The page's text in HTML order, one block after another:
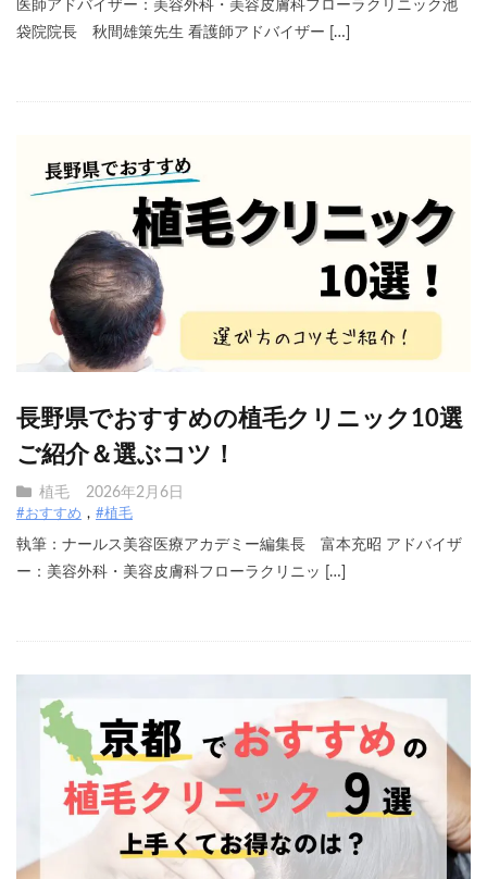
医師アドバイザー：美容外科・美容皮膚科フローラクリニック池
袋院院長 秋間雄策先生 看護師アドバイザー […]
長野県でおすすめの植毛クリニック10選
ご紹介＆選ぶコツ！
植毛 2026年2月6日
#おすすめ #植毛
執筆：ナールス美容医療アカデミー編集長 富本充昭 アドバイザ
ー：美容外科・美容皮膚科フローラクリニッ […]